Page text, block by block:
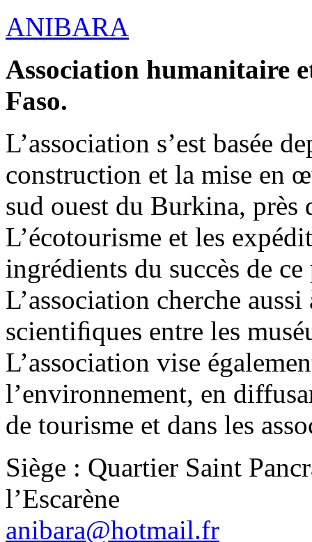
ANIBARA
Association humanitaire
Faso.
L’association s’est basée
construction et la mise en
sud ouest du Burkina,
L’écotourisme et les
ingrédients du succès de
L’association cherche
scientiﬁques entre les
L’association vise
l’environnement, en
de tourisme et dans les
Siège : Quartier Saint
l’Escarène
anibara@hotmail.fr